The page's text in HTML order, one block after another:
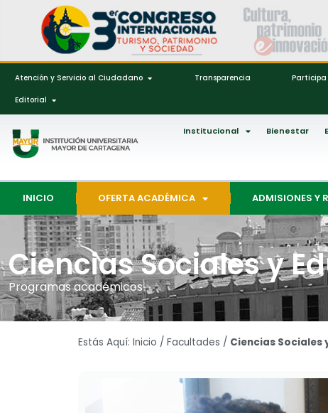
Atención y Servicio al Ciudadano Transparencia Participa
Editorial
Institucional Bienestar
INICIO OFERTA ACADÉMICA ADMISIONES Y
Ciencias Sociales y
Programas académicos
Estás Aquí: Inicio / Facultades / Ciencias Sociales